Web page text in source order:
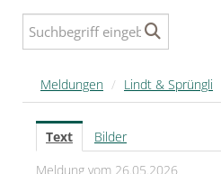
MELDUNGEN
SPREAD
SPREAD Medleys für Deutschland
Meldungen / Lindt & Sprüngli
Text
Bilder
Meldung vom 26.05.2026